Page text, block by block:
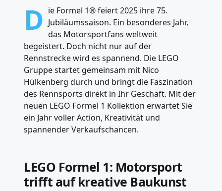
D ie Formel 1® feiert 2025 ihre 75.
Jubiläumssaison. Ein besonderes Jahr,
das Motorsportfans weltweit
begeistert. Doch nicht nur auf der
Rennstrecke wird es spannend. Die LEGO
Gruppe startet gemeinsam mit Nico
Hülkenberg durch und bringt die Faszination
des Rennsports direkt in Ihr Geschäft. Mit der
neuen LEGO Formel 1 Kollektion erwartet Sie
ein Jahr voller Action, Kreativität und
spannender Verkaufschancen.
LEGO Formel 1: Motorsport
trifft auf kreative Baukunst